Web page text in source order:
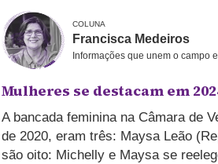
COLUNA
Francisca Medeiros
Informações que unem o campo
Mulheres se destacam em
A bancada feminina na Câmara de
de 2020, eram três: Maysa Leão
são oito: Michelly e Maysa se